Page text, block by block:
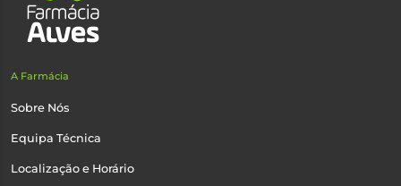
A Farmácia
Sobre Nós
Equipa Técnica
Localização e Horário